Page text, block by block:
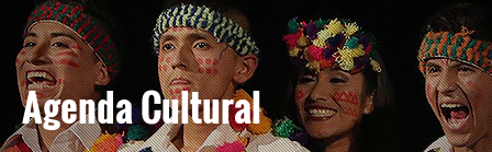
Agenda Cultural